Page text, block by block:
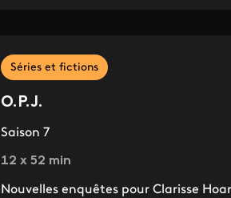
Séries et fictions
O.P.J.
Saison 7
12 x 52 min
Nouvelles enquêtes pour Clarisse